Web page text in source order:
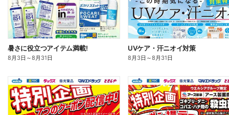
暑さに役立つアイテム満載!
8月3日 ～8月31日
UVケア・汗ニオイ対策
8月3日 ～8月31日